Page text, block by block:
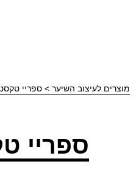
מוצרים לעיצוב השיער > ספריי
ספריי